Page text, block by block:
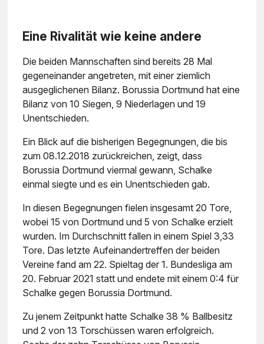
Eine Rivalität wie keine andere
Die beiden Mannschaften sind bereits 28 Mal
gegeneinander angetreten, mit einer ziemlich
ausgeglichenen Bilanz. Borussia Dortmund hat eine
Bilanz von 10 Siegen, 9 Niederlagen und 19
Unentschieden.
Ein Blick auf die bisherigen Begegnungen, die bis
zum 08.12.2018 zurückreichen, zeigt, dass
Borussia Dortmund viermal gewann, Schalke
einmal siegte und es ein Unentschieden gab.
In diesen Begegnungen fielen insgesamt 20 Tore,
wobei 15 von Dortmund und 5 von Schalke erzielt
wurden. Im Durchschnitt fallen in einem Spiel 3,33
Tore. Das letzte Aufeinandertreffen der beiden
Vereine fand am 22. Spieltag der 1. Bundesliga am
20. Februar 2021 statt und endete mit einem 0:4 für
Schalke gegen Borussia Dortmund.
Zu jenem Zeitpunkt hatte Schalke 38 % Ballbesitz
und 2 von 13 Torschüssen waren erfolgreich.